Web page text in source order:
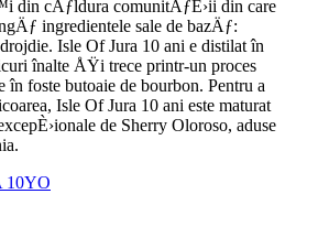
din cÄƒldura comunitÄƒÈ›ii din care
ingredientele sale de bazÄƒ:
Isle Of Jura 10 ani e distilat în
înalte ÅŸi trece printr-un proces
în foste butoaie de bourbon. Pentru a
Isle Of Jura 10 ani este maturat
de Sherry Oloroso, aduse
10YO